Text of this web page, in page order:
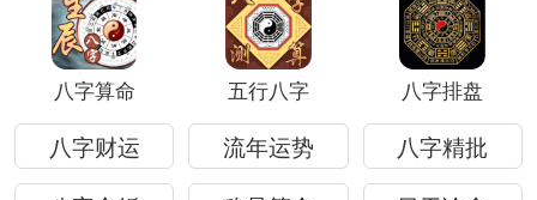
八字算命 五行八字 八字排盘
八字财运 流年运势
八字精批